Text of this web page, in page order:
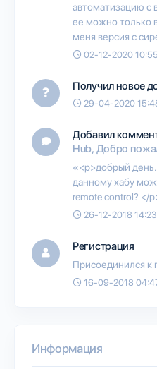
автоматизацию с
ее можно только
меня версия с
02-12-2020 10:55
Получил новое
29-04-2020
Добавил
Hub, Добро
«<p>добрый
данному хабу
remote control? </
26-12-2018 14:23
Регистрация
Присоединился к
16-09-2018
Информация